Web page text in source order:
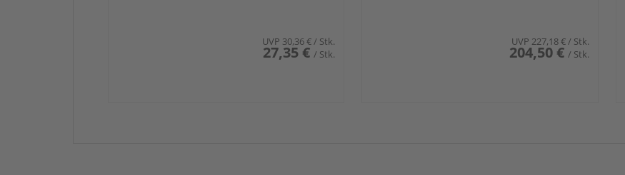
UVP 30,36 € / Stk.
27,35 € / Stk.
UVP 227,18 € / Stk.
204,50 € / Stk.